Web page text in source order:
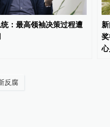
：最高领袖决策过程遭
反腐